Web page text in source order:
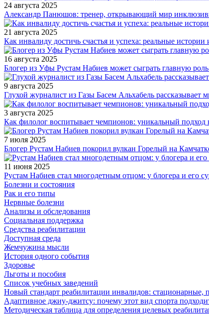
24 августа 2025
Александр Панюшов: тренер, открывающий мир
21 августа 2025
Как инвалиду достичь счастья и успеха: реальные истории
16 августа 2025
Блогер из Уфы Рустам Набиев может сыграть главную
9 августа 2025
Глухой журналист из Газы Басем Альхабель рассказывает
3 августа 2025
Как филолог воспитывает чемпионов: уникальный подход
7 июля 2025
Блогер Рустам Набиев покорил вулкан Горелый на
11 июня 2025
Рустам Набиев стал многодетным отцом: у блогера и его
Болезни и состояния
Рак и его типы
Нервные болезни
Анализы и обследования
Социальная поддержка
Средства реабилитации
Доступная среда
Жемчужина мысли
История одного события
Здоровье
Льготы и пособия
Список учебных заведений
Новый стандарт реабилитации инвалидов:
Адаптивное джиу-джитсу: почему этот вид спорта
Методическая таблица для определения целевых